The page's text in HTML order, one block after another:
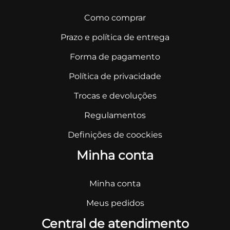
Como comprar
Prazo e política de entrega
Forma de pagamento
Política de privacidade
Trocas e devoluções
Regulamentos
Definições de coockies
Minha conta
Minha conta
Meus pedidos
Central de atendimento